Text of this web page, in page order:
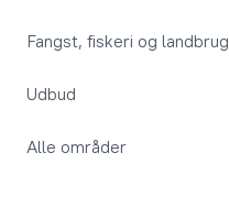
Fangst, fiskeri og landbrug
Udbud
Alle områder